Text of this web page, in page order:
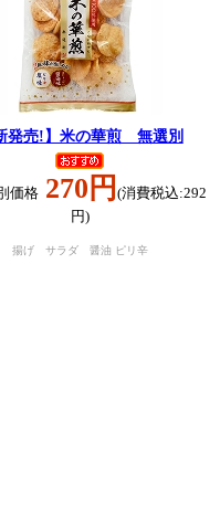
発売!】米の華煎 無選別
価格 270円(消費税込:292
円)
揚げ サラダ 醤油 ピリ辛